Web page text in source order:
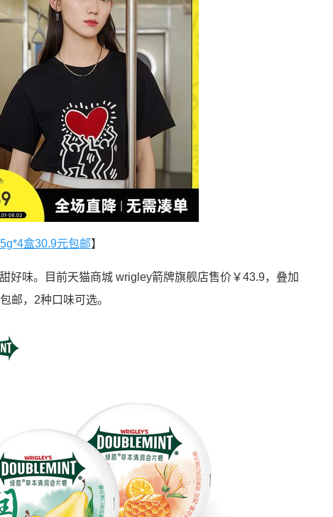
盒30.9元包邮】
好味。目前天猫商城 wrigley箭牌旗舰店售价￥43.9，叠加
邮，2种口味可选。